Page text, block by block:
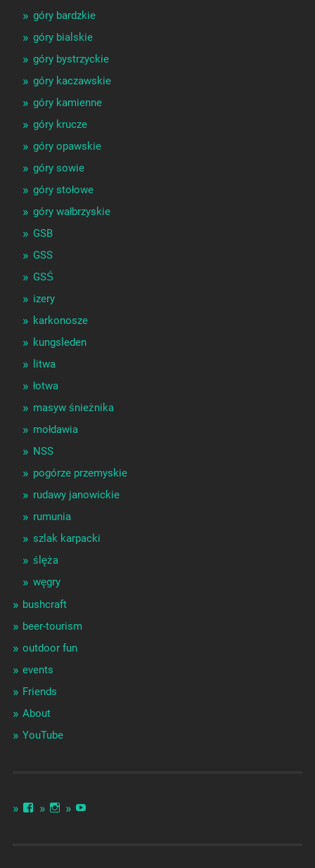
góry bardzkie
góry bialskie
góry bystrzyckie
góry kaczawskie
góry kamienne
góry krucze
góry opawskie
góry sowie
góry stołowe
góry wałbrzyskie
GSB
GSS
GSŚ
izery
karkonosze
kungsleden
litwa
łotwa
masyw śnieżnika
mołdawia
NSS
pogórze przemyskie
rudawy janowickie
rumunia
szlak karpacki
ślęża
węgry
bushcraft
beer-tourism
outdoor fun
events
Friends
About
YouTube